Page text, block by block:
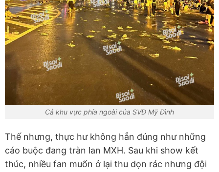
Cả khu vực phía ngoài của SVĐ Mỹ Đình
Thế nhưng, thực hư không hẳn đúng như những
cáo buộc đang tràn lan MXH. Sau khi show kết
thúc, nhiều fan muốn ở lại thu dọn rác nhưng đội